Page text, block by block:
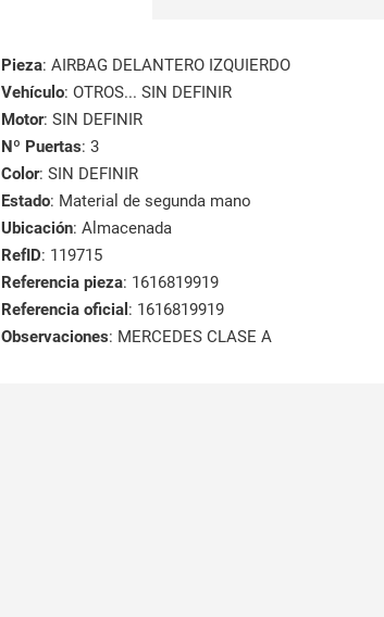
Pieza: AIRBAG DELANTERO IZQUIERDO
Vehículo: OTROS... SIN DEFINIR
Motor: SIN DEFINIR
Nº Puertas: 3
Color: SIN DEFINIR
Estado: Material de segunda mano
Ubicación: Almacenada
RefID: 119715
Referencia pieza: 1616819919
Referencia oficial : 1616819919
Observaciones: MERCEDES CLASE A